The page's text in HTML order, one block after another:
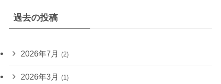
過去の投稿
2026年7月 (2)
2026年3月 (1)